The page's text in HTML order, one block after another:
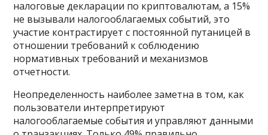
налоговые декларации по криптовалютам, а 15%
не вызывали налогооблагаемых событий, это
участие контрастирует с постоянной путаницей в
отношении требований к соблюдению
нормативных требований и механизмов
отчетности.
Неопределенность наиболее заметна в том, как
пользователи интерпретируют
налогооблагаемые события и управляют данными